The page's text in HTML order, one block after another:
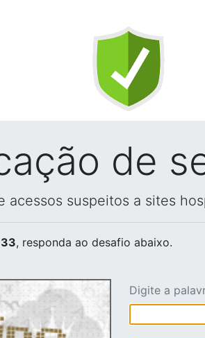
de
acessos suspeitos a sites
, responda ao desafio abaixo.
Digite a